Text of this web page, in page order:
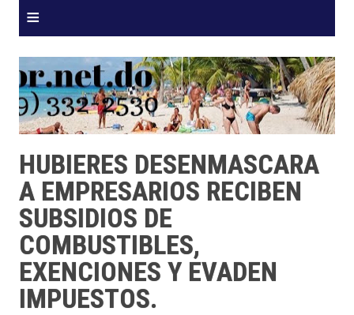
≡
HUBIERES DESENMASCARA
A EMPRESARIOS RECIBEN
SUBSIDIOS DE
COMBUSTIBLES,
EXENCIONES Y EVADEN
IMPUESTOS.